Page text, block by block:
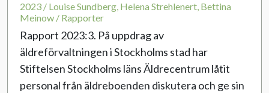
2023 / Louise Sundberg, Helena Strehlenert, Bettina
Meinow / Rapporter
Rapport 2023:3. På uppdrag av
äldreförvaltningen i Stockholms stad har
Stiftelsen Stockholms läns Äldrecentrum låtit
personal från äldreboenden diskutera och ge sin